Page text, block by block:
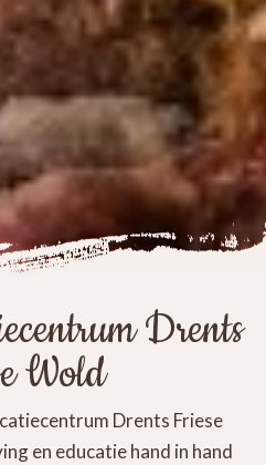
Drents
Wold
Drents Friese
en educatie hand in hand